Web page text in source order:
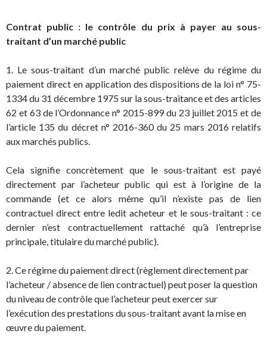
Contrat public : le contrôle du prix à payer au sous-
traitant d’un marché public
1. Le sous-traitant d’un marché public relève du régime du
paiement direct en application des dispositions de la loi n° 75-
1334 du 31 décembre 1975 sur la sous-traitance et des articles
62 et 63 de l’Ordonnance n° 2015-899 du 23 juillet 2015 et de
l’article 135 du décret n° 2016-360 du 25 mars 2016 relatifs
aux marchés publics.
Cela signifie concrètement que le sous-traitant est payé
directement par l’acheteur public qui est à l’origine de la
commande (et ce alors même qu’il n’existe pas de lien
contractuel direct entre ledit acheteur et le sous-traitant : ce
dernier n’est contractuellement rattaché qu’à l’entreprise
principale, titulaire du marché public).
2. Ce régime du paiement direct (règlement directement par
l’acheteur / absence de lien contractuel) peut poser la question
du niveau de contrôle que l’acheteur peut exercer sur
l’exécution des prestations du sous-traitant avant la mise en
œuvre du paiement.